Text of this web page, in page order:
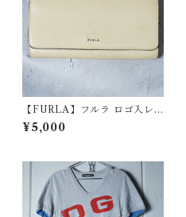
【FURLA】フルラ ロゴ入レ
ザーロングウォレット yellow
ivory
¥5,000